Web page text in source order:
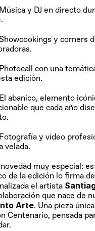
Música y DJ en directo
Showcookings y corners
Photocall con una
edición.
El abanico, elemento
que cada año
Fotografía y vídeo
velada.
muy especial:
de la edición lo firma
el artista
que nace de
Arte. Una pieza
Centenario, pensada